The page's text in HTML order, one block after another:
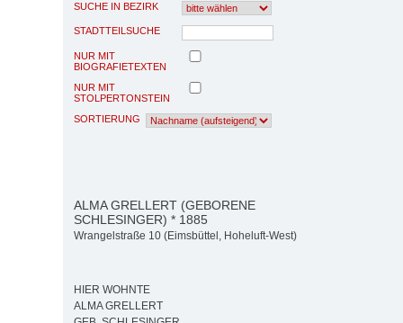
SUCHE IN BEZIRK
STADTTEILSUCHE
NUR MIT
BIOGRAFIETEXTEN
NUR MIT
STOLPERTONSTEIN
SORTIERUNG
ALMA GRELLERT (GEBORENE
SCHLESINGER) * 1885
Wrangelstraße 10 (Eimsbüttel, Hoheluft-West)
HIER WOHNTE
ALMA GRELLERT